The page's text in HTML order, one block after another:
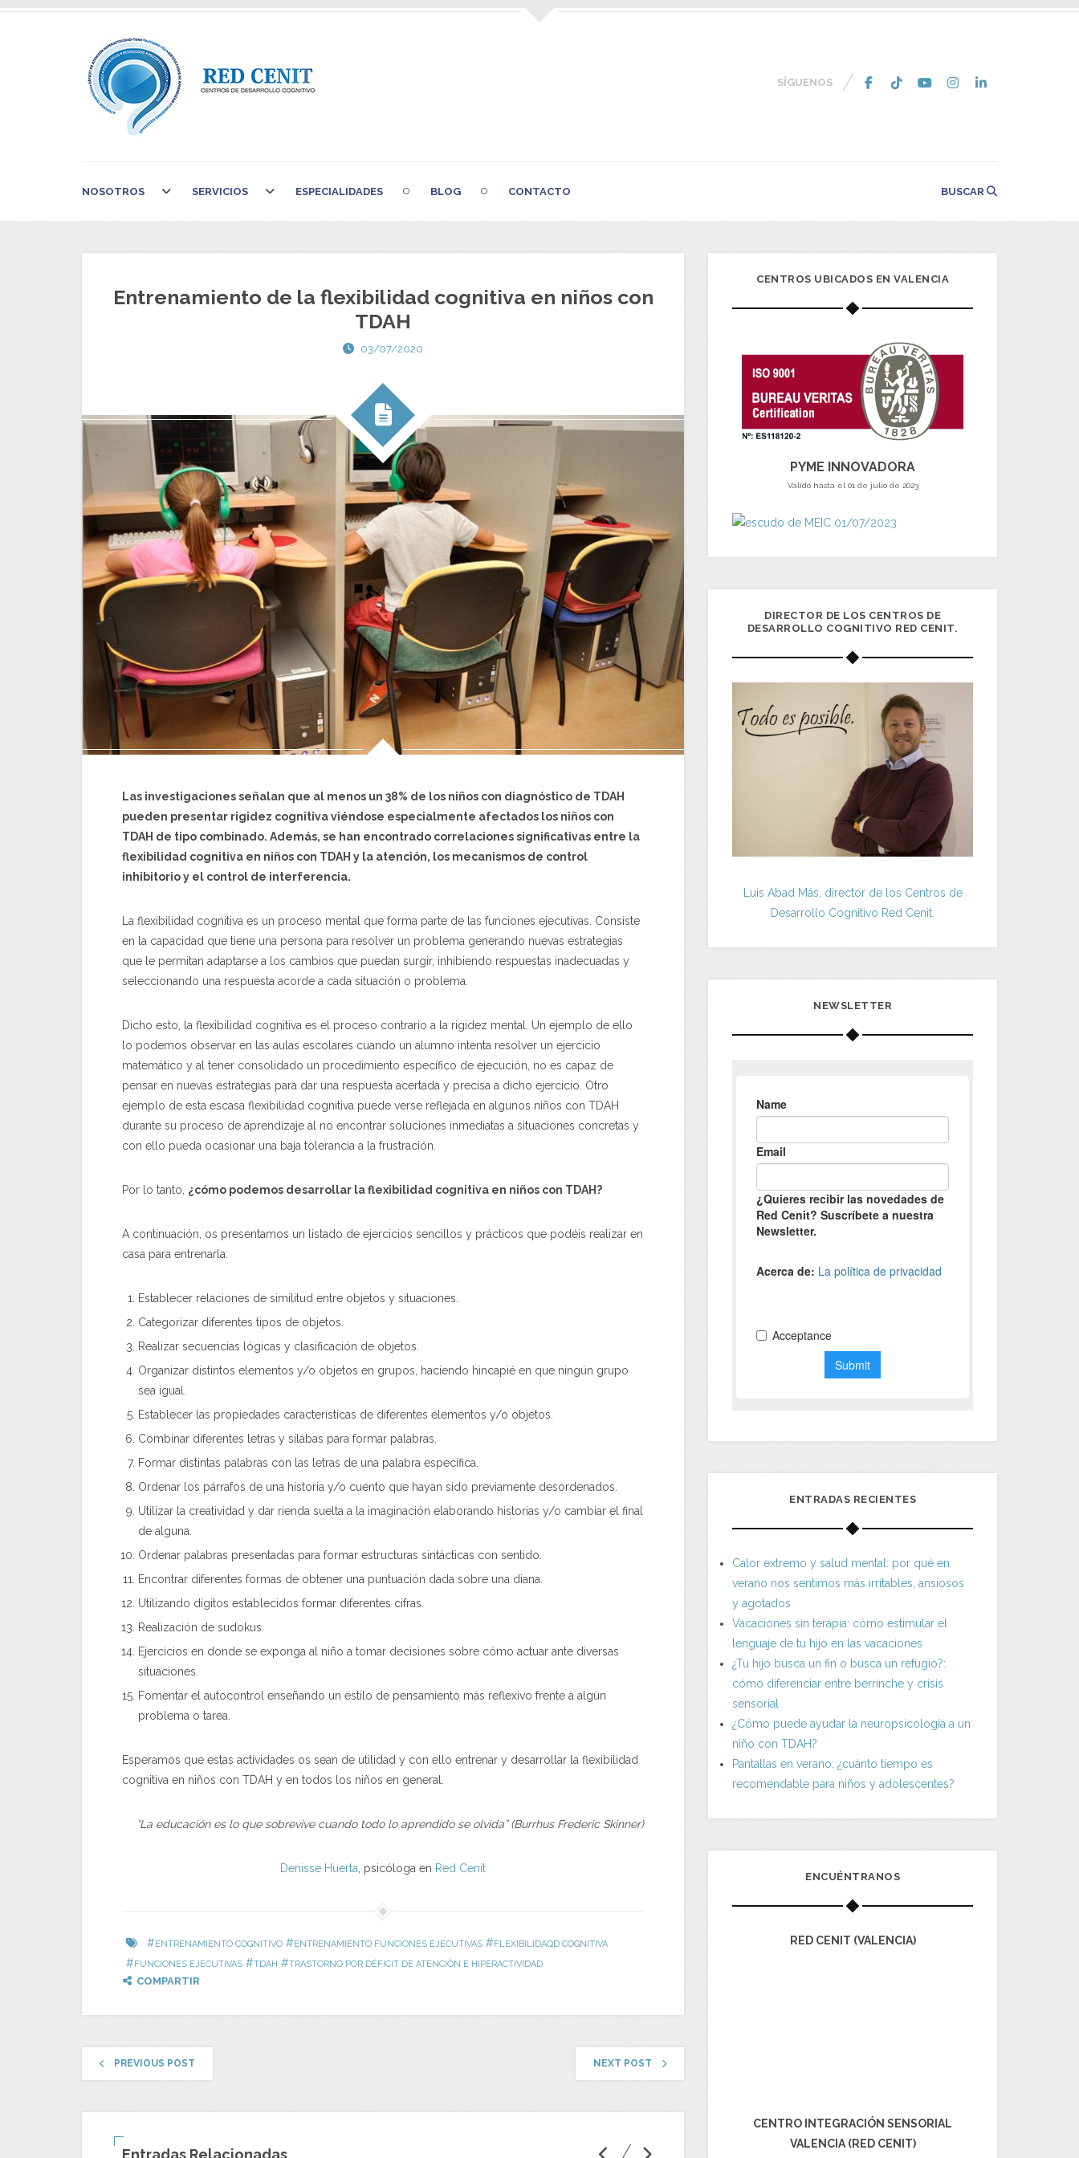
SÍGUENOS
NOSOTROS SERVICIOS ESPECIALIDADES BLOG CONTACTO BUSCAR
Entrenamiento de la flexibilidad cognitiva en niños con
TDAH
03/07/2020
Las investigaciones señalan que al menos un 38% de los niños con diagnóstico de TDAH
pueden presentar rigidez cognitiva viéndose especialmente afectados los niños con
TDAH de tipo combinado. Además, se han encontrado correlaciones significativas entre la
flexibilidad cognitiva en niños con TDAH y la atención, los mecanismos de control
inhibitorio y el control de interferencia.
La flexibilidad cognitiva es un proceso mental que forma parte de las funciones ejecutivas. Consiste
en la capacidad que tiene una persona para resolver un problema generando nuevas estrategias
que le permitan adaptarse a los cambios que puedan surgir, inhibiendo respuestas inadecuadas y
seleccionando una respuesta acorde a cada situación o problema.
Dicho esto, la flexibilidad cognitiva es el proceso contrario a la rigidez mental. Un ejemplo de ello
lo podemos observar en las aulas escolares cuando un alumno intenta resolver un ejercicio
matemático y al tener consolidado un procedimiento específico de ejecución, no es capaz de
pensar en nuevas estrategias para dar una respuesta acertada y precisa a dicho ejercicio. Otro
ejemplo de esta escasa flexibilidad cognitiva puede verse reflejada en algunos niños con TDAH
durante su proceso de aprendizaje al no encontrar soluciones inmediatas a situaciones concretas y
con ello pueda ocasionar una baja tolerancia a la frustración.
Por lo tanto, ¿cómo podemos desarrollar la flexibilidad cognitiva en niños con TDAH?
A continuación, os presentamos un listado de ejercicios sencillos y prácticos que podéis realizar en
casa para entrenarla:
Establecer relaciones de similitud entre objetos y situaciones.
Categorizar diferentes tipos de objetos.
Realizar secuencias lógicas y clasificación de objetos.
Organizar distintos elementos y/o objetos en grupos, haciendo hincapié en que ningún grupo
sea igual.
Establecer las propiedades características de diferentes elementos y/o objetos.
Combinar diferentes letras y sílabas para formar palabras.
Formar distintas palabras con las letras de una palabra específica.
Ordenar los párrafos de una historia y/o cuento que hayan sido previamente desordenados.
Utilizar la creatividad y dar rienda suelta a la imaginación elaborando historias y/o cambiar el final
de alguna.
Ordenar palabras presentadas para formar estructuras sintácticas con sentido.
Encontrar diferentes formas de obtener una puntuación dada sobre una diana.
Utilizando dígitos establecidos formar diferentes cifras.
Realización de sudokus.
Ejercicios en donde se exponga al niño a tomar decisiones sobre cómo actuar ante diversas
situaciones.
Fomentar el autocontrol enseñando un estilo de pensamiento más reflexivo frente a algún
problema o tarea.
Esperamos que estas actividades os sean de utilidad y con ello entrenar y desarrollar la flexibilidad
cognitiva en niños con TDAH y en todos los niños en general.
“La educación es lo que sobrevive cuando todo lo aprendido se olvida” (Burrhus Frederic Skinner)
Denisse Huerta , psicóloga en Red Cenit
#ENTRENAMIENTO COGNITIVO #ENTRENAMIENTO FUNCIONES EJECUTIVAS #FLEXIBILIDAQD COGNITIVA
#FUNCIONES EJECUTIVAS #TDAH #TRASTORNO POR DÉFICIT DE ATENCIÓN E HIPERACTIVIDAD
COMPARTIR
PREVIOUS POST NEXT POST
Entradas Relacionadas
CENTROS UBICADOS EN VALENCIA
PYME INNOVADORA
Válido hasta el 01 de julio de 2023
DIRECTOR DE LOS CENTROS DE
DESARROLLO COGNITIVO RED CENIT.
Luis Abad Más, director de los Centros de
Desarrollo Cognitivo Red Cenit.
NEWSLETTER
ENTRADAS RECIENTES
Calor extremo y salud mental: por qué en
verano nos sentimos más irritables, ansiosos
y agotados
Vacaciones sin terapia: cómo estimular el
lenguaje de tu hijo en las vacaciones
¿Tu hijo busca un fin o busca un refugio?:
cómo diferenciar entre berrinche y crisis
sensorial
¿Cómo puede ayudar la neuropsicología a un
niño con TDAH?
Pantallas en verano: ¿cuánto tiempo es
recomendable para niños y adolescentes?
ENCUÉNTRANOS
RED CENIT (VALENCIA)
CENTRO INTEGRACIÓN SENSORIAL
VALENCIA (RED CENIT)